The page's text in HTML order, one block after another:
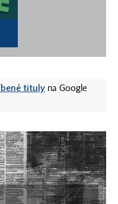
tituly na Google